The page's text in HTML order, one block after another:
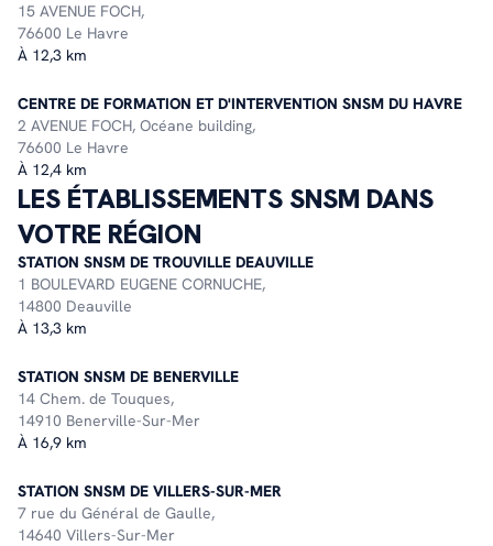
15 AVENUE FOCH,
76600 Le Havre
À 12,3 km
CENTRE DE FORMATION ET D'INTERVENTION SNSM DU HAVRE
2 AVENUE FOCH, Océane building,
76600 Le Havre
À 12,4 km
LES ÉTABLISSEMENTS SNSM DANS
VOTRE RÉGION
STATION SNSM DE TROUVILLE DEAUVILLE
1 BOULEVARD EUGENE CORNUCHE,
14800 Deauville
À 13,3 km
STATION SNSM DE BENERVILLE
14 Chem. de Touques,
14910 Benerville-Sur-Mer
À 16,9 km
STATION SNSM DE VILLERS-SUR-MER
7 rue du Général de Gaulle,
14640 Villers-Sur-Mer